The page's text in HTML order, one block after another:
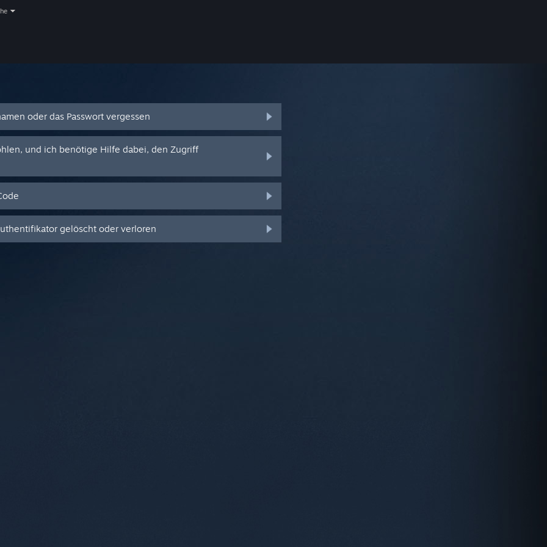
oder das Passwort vergessen
und ich benötige Hilfe dabei, den Zugriff
gelöscht oder verloren